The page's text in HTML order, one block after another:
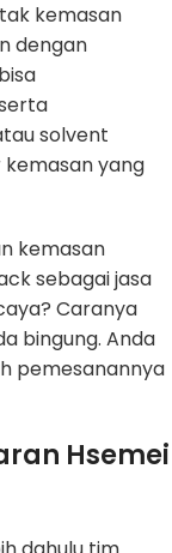
kemasan
dengan
solvent
yang
kemasan
sebagai jasa
Caranya
bingung. Anda
pemesanannya
Hsemei